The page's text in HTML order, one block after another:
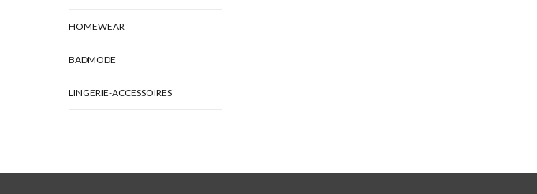
HOMEWEAR
BADMODE
LINGERIE-ACCESSOIRES